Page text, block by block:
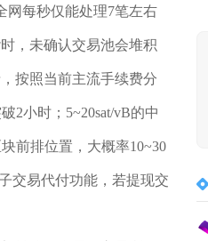
网每秒仅能处理7笔左右
，未确认交易池会堆积
按照当前主流手续费分
2小时；5~20sat/vB的中
前排位置，大概率10~30
交易代付功能，若提现交